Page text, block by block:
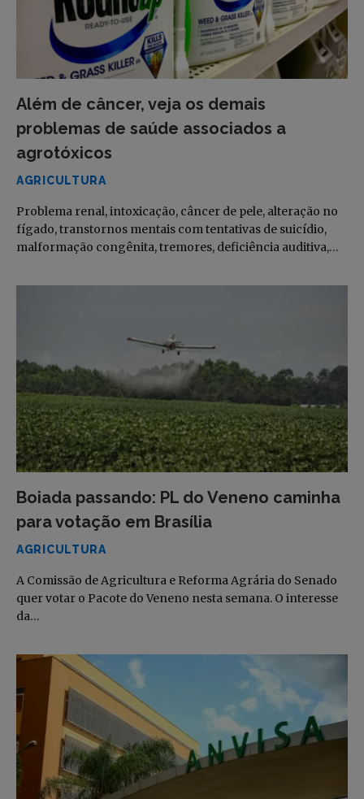
Além de câncer, veja os demais
problemas de saúde associados a
agrotóxicos
AGRICULTURA
Problema renal, intoxicação, câncer de pele, alteração no
fígado, transtornos mentais com tentativas de suicídio,
malformação congênita, tremores, deficiência auditiva,…
Boiada passando: PL do Veneno caminha
para votação em Brasília
AGRICULTURA
A Comissão de Agricultura e Reforma Agrária do Senado
quer votar o Pacote do Veneno nesta semana. O interesse
da…